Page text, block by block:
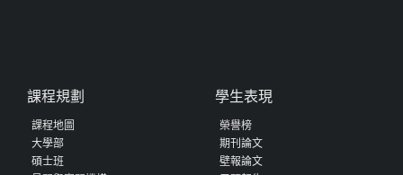
課程規劃
課程地圖
大學部
碩士班
學生表現
榮譽榜
期刊論文
壁報論文